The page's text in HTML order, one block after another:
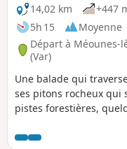
14,02 km
+447
5h 15
Moyenne
Départ à Méounes-
(Var)
Une balade qui
ses pitons rocheux qui
pistes forestières,